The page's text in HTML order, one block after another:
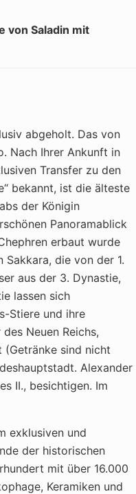
von Saladin mit
abgeholt. Das von
Nach Ihrer Ankunft in
Transfer zu den
bekannt, ist die älteste
der Königin
Panoramablick
erbaut wurde
die von der 1.
aus der 3. Dynastie,
lassen sich
Stiere und ihre
Neuen Reichs,
(Getränke sind nicht
Alexander
II., besichtigen. Im
exklusiven und
der historischen
mit über 16.000
Keramiken und